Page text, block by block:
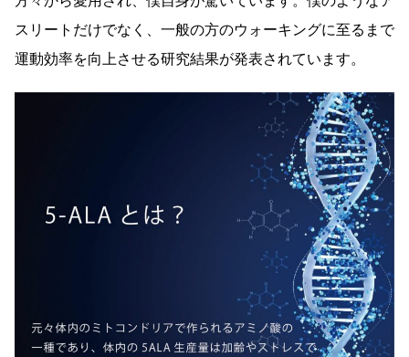
スリートだけでなく、一般の方のウォーキングに至るまで
運動効率を向上させる研究結果が発表されています。